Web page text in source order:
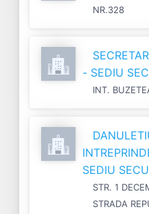
NR.328
- SEDIU
INT.
SEDIU
STR. 1
STRADA